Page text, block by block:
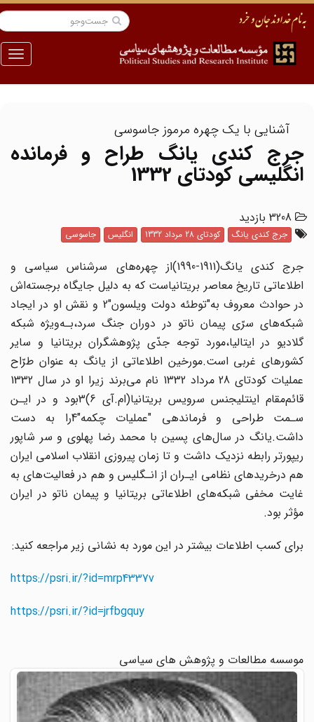
منو
آشنایی با یک چهره مرموز جاسوسی
جرج کندی یانگ طراح و فرمانده
انگلیسی کودتای 1332
3208 بازدید
جرج کندی یانگ کودتای 28 مرداد 1332 انگلیس جاسوسی
جرج‌ کندی یانگ(1911-1990)از چهره‌های سرشناس سیاسی و
اطلاعاتی تاریخ معاصر بریتانیاست که به دلیل جایگاه‌ برجسته‌اش
در حوادث معروف به‌"توطئه دولت ویلسون‌"2 و نقش او در ایجاد
شبکه‌های سرّی پیمان ناتو در دوران جنگ سرد،بـه‌ویژه شبکه
گلادیو در ایتالیا،مورد توجه جدّی پژوهشگران بریتانیا و سایر‌
کشورهای‌ غربی است.مورخین اطلاعاتی‌ از یانگ به عنوان طرّاح
عملیات کودتای 28 مرداد 1332 نام می‌برند زیرا او در سال 1332
قائم‌مقام اینتلیجنس سرویس بریتانیا(ام.آی 6)3بود و در ایـن‌
سـمت‌ طراحی و فرماندهی‌ "عملیات چکمه‌"4را به دست
داشت.یانگ در سال‌های پسین با محمد رضا پهلوی و سر شاپور
ریپورتر رابطه نزدیک داشت و تا زمان پیروزی انقلاب اسلامی ایران
هم‌ درخریدهای نظامی ایـران‌ از انـگلیس و هم در فعالیت‌های به
غایت مخفی شبکه‌های اطلاعاتی بریتانیا و پیمان ناتو در ایران‌
مؤثر بود.
برای کسب اطلاعات بیشتر در این مورد به نشانی زیر مراجعه کنید:
https://psri.ir/?id=mrp4337v
https://psri.ir/?id=jrfbgquy
موسسه مطالعات و پژوهش های سیاسی